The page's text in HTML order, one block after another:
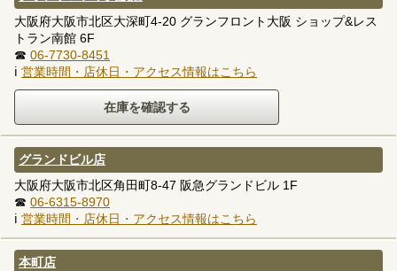
大阪府大阪市北区大深町4-20 グランフロント大阪 ショップ&レス
トラン南館 6F
☎ 06-7730-8451
ℹ 営業時間・店休日・アクセス情報はこちら
グランドビル店
大阪府大阪市北区角田町8-47 阪急グランドビル 1F
☎ 06-6315-8970
ℹ 営業時間・店休日・アクセス情報はこちら
本町店